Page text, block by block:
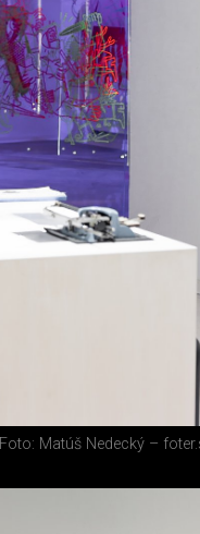
Foto: Matúš Nedecký –